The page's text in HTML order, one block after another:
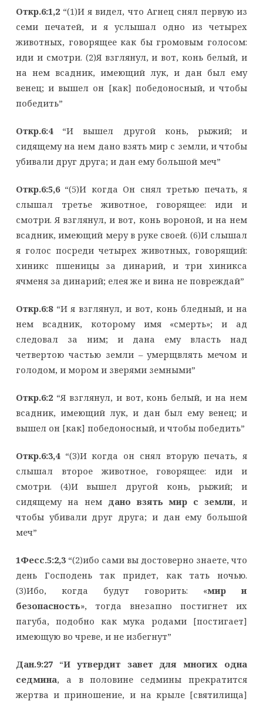
Откр.6:1,2“(1)И я видел, что Агнец снял первую из
семи печатей, и я услышал одно из четырех
животных, говорящее как бы громовым голосом:
иди и смотри. (2)Я взглянул, и вот, конь белый, и
на нем всадник, имеющий лук, и дан был ему
венец; и вышел он [как] победоносный, и чтобы
победить”
Откр.6:4“И вышел другой конь, рыжий; и
сидящему на нем дано взять мир с земли, и чтобы
убивали друг друга; и дан ему большой меч”
Откр.6:5,6“(5)И когда Он снял третью печать, я
слышал третье животное, говорящее: иди и
смотри. Я взглянул, и вот, конь вороной, и на нем
всадник, имеющий меру в руке своей. (6)И слышал
я голос посреди четырех животных, говорящий:
хиникс пшеницы за динарий, и три хиникса
ячменя за динарий; елея же и вина не повреждай”
Откр.6:8“И я взглянул, и вот, конь бледный, и на
нем всадник, которому имя «смерть»; и ад
следовал за ним; и дана ему власть над
четвертою частью земли – умерщвлять мечом и
голодом, и мором и зверями земными”
Откр.6:2“Я взглянул, и вот, конь белый, и на нем
всадник, имеющий лук, и дан был ему венец; и
вышел он [как] победоносный, и чтобы победить”
Откр.6:3,4“(3)И когда он снял вторую печать, я
слышал второе животное, говорящее: иди и
смотри. (4)И вышел другой конь, рыжий; и
сидящему на нем дано взять мир с земли, и
чтобы убивали друг друга; и дан ему большой
меч”
1Фесс.5:2,3“(2)ибо сами вы достоверно знаете, что
день Господень так придет, как тать ночью.
(3)Ибо, когда будут говорить: «мир и
безопасность», тогда внезапно постигнет их
пагуба, подобно как мука родами [постигает]
имеющую во чреве, и не избегнут”
Дан.9:27“И утвердит завет для многих одна
седмина, а в половине седмины прекратится
жертва и приношение, и на крыле [святилища]